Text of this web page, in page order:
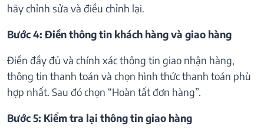
hãy chỉnh sửa và điều chỉnh lại.
Bước 4: Điền thông tin khách hàng và giao hàng
Điền đầy đủ và chính xác thông tin giao nhận hàng,
thông tin thanh toán và chọn hình thức thanh toán phù
hợp nhất. Sau đó chọn “Hoàn tất đơn hàng”.
Bước 5: Kiểm tra lại thông tin giao hàng